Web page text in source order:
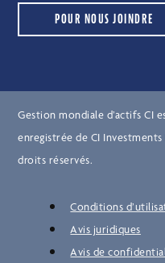
POUR NOUS JOINDRE
Gestion mondiale d’actifs CI
enregistrée de CI
droits réservés.
Conditions
Avis juridiques
Avis de